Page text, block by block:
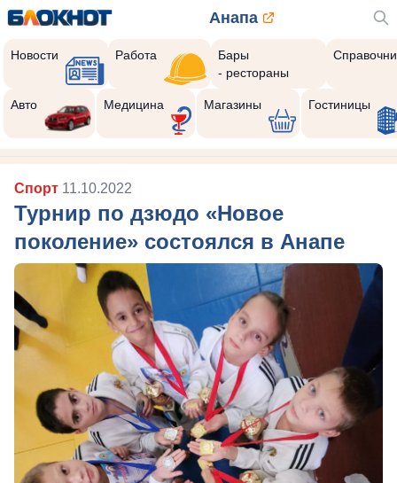
Анапа
Новости Работа
Бары
- рестораны
Авто Медицина Магазины Гостиницы
Спорт 11.10.2022
Турнир по дзюдо «Новое
поколение» состоялся в Анапе